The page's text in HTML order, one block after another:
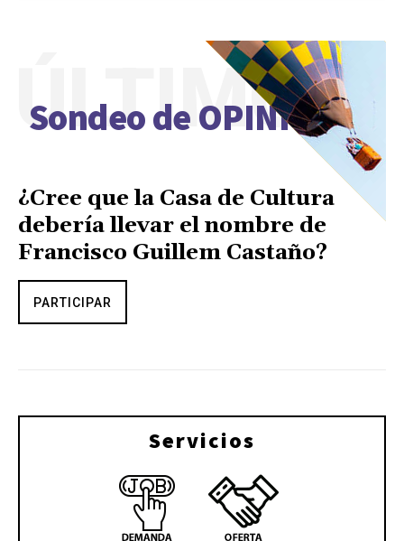
Sondeo de OPINIÓN
ÚLTIMO
¿Cree que la Casa de Cultura
debería llevar el nombre de
Francisco Guillem Castaño?
PARTICIPAR
Servicios